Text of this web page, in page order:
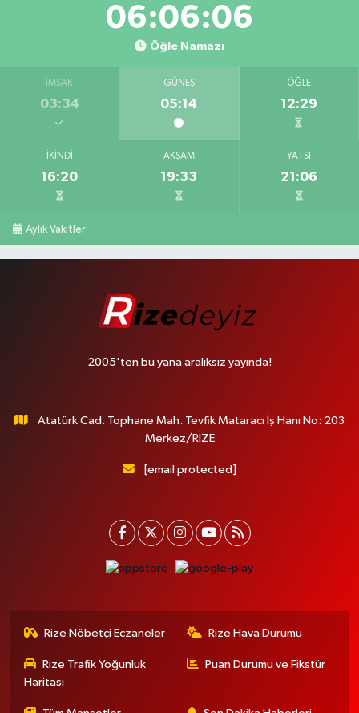
06:06:05
Öğle Namazı
İMSAK
03:34
GÜNEŞ
05:14
ÖĞLE
12:29
İKINDI
16:20
AKŞAM
19:33
YATSI
21:06
Aylık Vakitler
2005'ten bu yana aralıksız yayında!
Atatürk Cad. Tophane Mah. Tevfik Mataracı İş Hanı No: 203
Merkez/RİZE
[email protected]
Rize Nöbetçi Eczaneler Rize Hava Durumu
Rize Trafik Yoğunluk
Haritası
Puan Durumu ve Fikstür